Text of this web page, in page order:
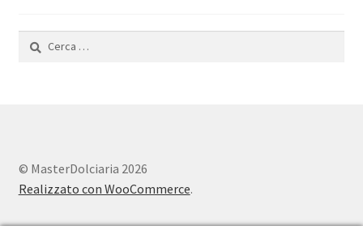
© MasterDolciaria 2026
Realizzato con WooCommerce.